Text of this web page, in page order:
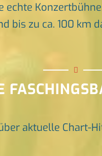
echte
bis zu ca. 100 km
über aktuelle